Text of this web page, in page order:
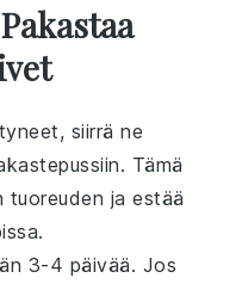
siirrä ne
Tämä
tuoreuden ja estää
3-4 päivää. Jos